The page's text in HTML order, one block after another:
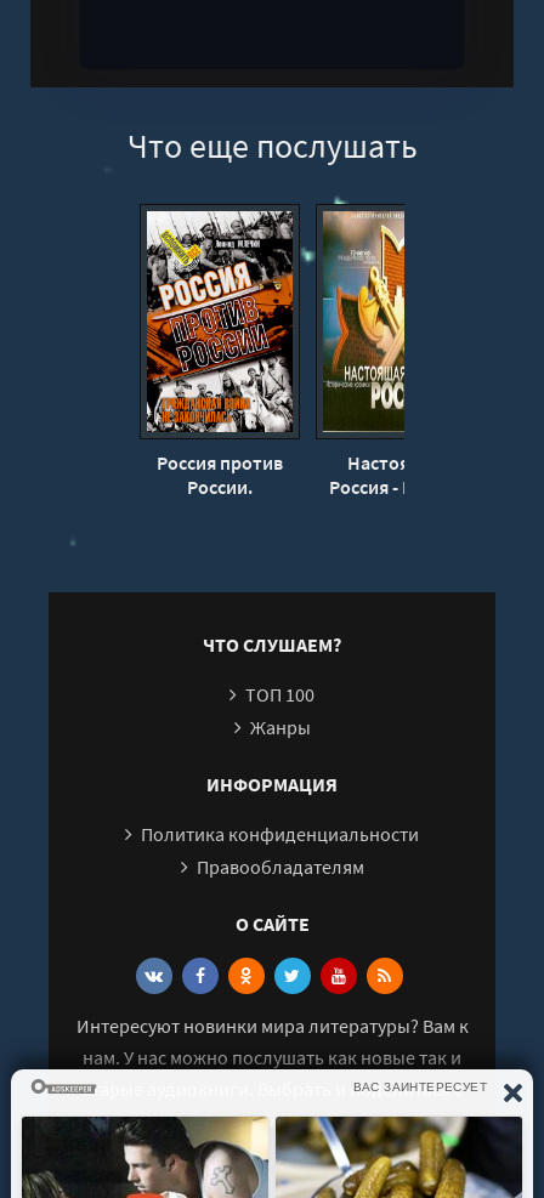
Что еще послушать
Россия против
России.
Настоящая
Россия - Герман
ЧТО СЛУШАЕМ?
ТОП 100
Жанры
ИНФОРМАЦИЯ
Политика конфиденциальности
Правообладателям
О САЙТЕ
Интересуют новинки мира литературы? Вам к
нам. У нас можно послушать как новые так и
старые аудиокниги. Выбрать и поделиться с
друзьями лучшими аудиокнигами!